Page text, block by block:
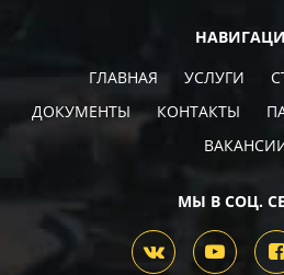
ГЛАВНАЯ
УСЛУГИ
ДОКУМЕНТЫ
КОНТАКТЫ
МЫ В СОЦ.